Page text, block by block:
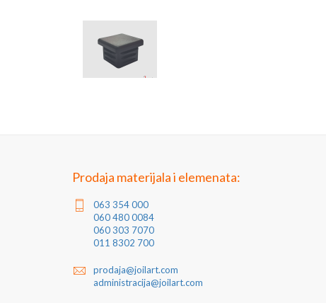
Prodaja materijala i elemenata:
063 354 000
060 480 0084
060 303 7070
011 8302 700
prodaja@joilart.com
administracija@joilart.com